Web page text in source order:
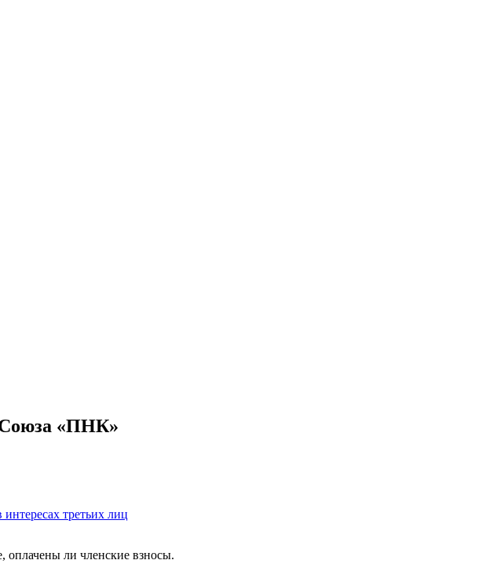
Союза «ПНК»
третьих лиц
оплачены ли членские взносы.